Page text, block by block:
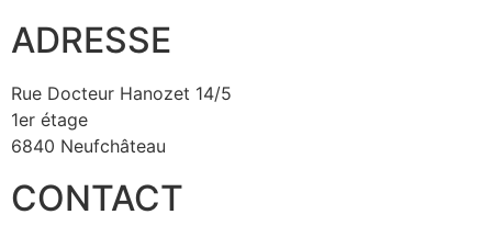
ADRESSE
Rue Docteur Hanozet 14/5
1er étage
6840 Neufchâteau
CONTACT